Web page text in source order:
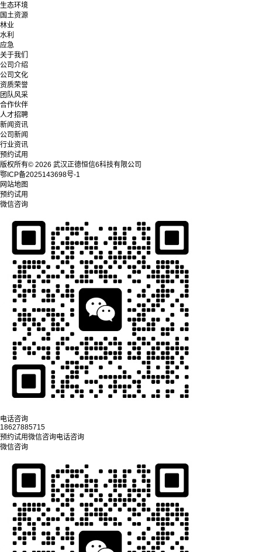
生态环境
国土资源
林业
水利
应急
关于我们
公司介绍
公司文化
资质荣誉
团队风采
合作伙伴
人才招聘
新闻资讯
公司新闻
行业资讯
预约试用
版权所有© 2026 武汉正德恒信6科技有限公司
鄂ICP备2025143698号-1
网站地图
预约试用
微信咨询
电话咨询
18627885715
预约试用微信咨询电话咨询
微信咨询